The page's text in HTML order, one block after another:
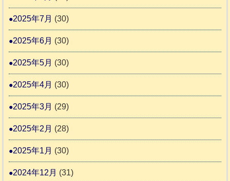
2025年7月 (30)
2025年6月 (30)
2025年5月 (30)
2025年4月 (30)
2025年3月 (29)
2025年2月 (28)
2025年1月 (30)
2024年12月 (31)